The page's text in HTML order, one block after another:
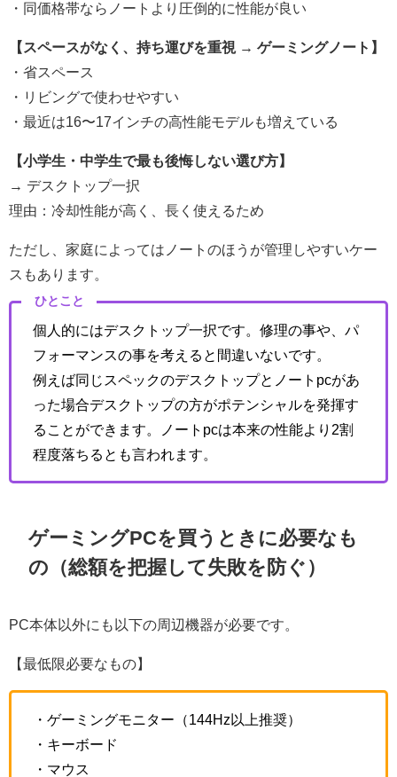
・同価格帯ならノートより圧倒的に性能が良い
【スペースがなく、持ち運びを重視 → ゲーミングノート】
・省スペース
・リビングで使わせやすい
・最近は16〜17インチの高性能モデルも増えている
【小学生・中学生で最も後悔しない選び方】
→ デスクトップ一択
理由：冷却性能が高く、長く使えるため
ただし、家庭によってはノートのほうが管理しやすいケー
スもあります。
ひとこと
個人的にはデスクトップ一択です。修理の事や、パ
フォーマンスの事を考えると間違いないです。
例えば同じスペックのデスクトップとノートpcがあ
った場合デスクトップの方がポテンシャルを発揮す
ることができます。ノートpcは本来の性能より2割
程度落ちるとも言われます。
ゲーミングPCを買うときに必要なも
の（総額を把握して失敗を防ぐ）
PC本体以外にも以下の周辺機器が必要です。
【最低限必要なもの】
・ゲーミングモニター（144Hz以上推奨）
・キーボード
・マウス